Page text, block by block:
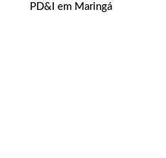
PD&I em Maringá